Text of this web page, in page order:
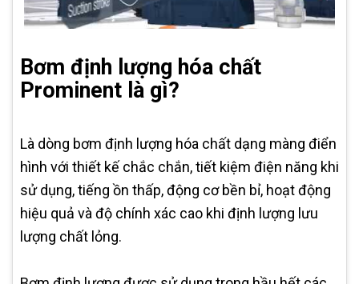
Bơm định lượng hóa chất
Prominent là gì?
Là dòng bơm định lượng hóa chất dạng màng điển
hình với thiết kế chắc chắn, tiết kiệm điện năng khi
sử dụng, tiếng ồn thấp, động cơ bền bỉ, hoạt động
hiệu quả và độ chính xác cao khi định lượng lưu
lượng chất lỏng.